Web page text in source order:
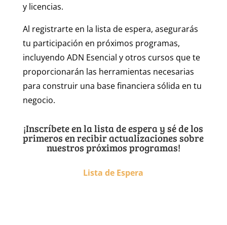
y licencias.
Al registrarte en la lista de espera, asegurarás
tu participación en próximos programas,
incluyendo ADN Esencial y otros cursos que te
proporcionarán las herramientas necesarias
para construir una base financiera sólida en tu
negocio.
¡Inscríbete en la lista de espera y sé de los
primeros en recibir actualizaciones sobre
nuestros próximos programas!
Lista de Espera